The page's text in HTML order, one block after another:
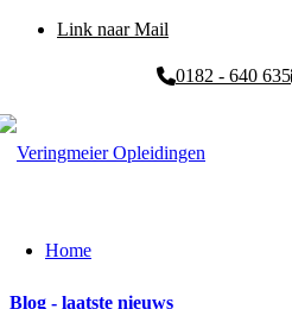
Link naar Mail
0182 - 640 635
Home
Blog - laatste nieuws